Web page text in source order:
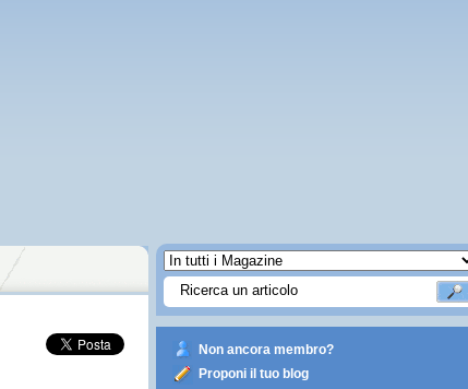
Non ancora membro?
Proponi il tuo blog